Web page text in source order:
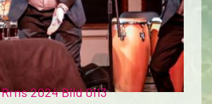
Rrns 2024 Bild 0113